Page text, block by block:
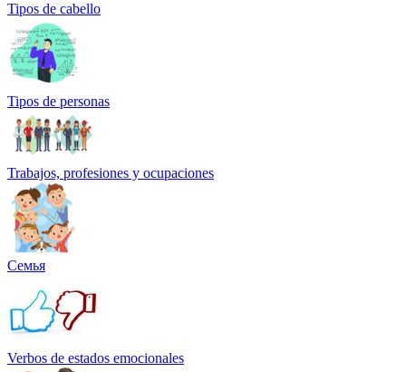
Tipos de cabello
Tipos de personas
Trabajos, profesiones y ocupaciones
Семья
Verbos de estados emocionales